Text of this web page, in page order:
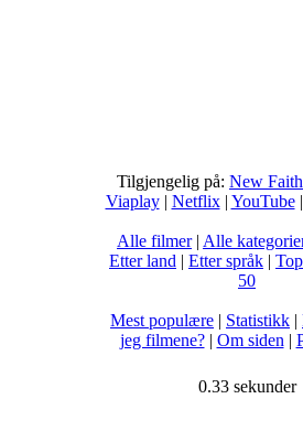
Tilgjengelig på: New
Viaplay| Netflix| YouTube|
Alle filmer| Alle
Etter land | Etter språk |
50
Mest populære | Statistikk |
jeg filmene?| Om siden |
0.33 sekunder